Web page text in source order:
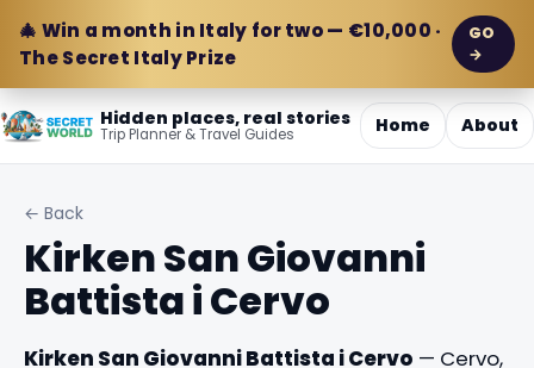
🎄 Win a month in Italy for two — €10,000 ·
The Secret Italy Prize
GO
→
Hidden places, real stories
Trip Planner & Travel Guides Home About
← Back
Kirken San Giovanni
Battista i Cervo
Kirken San Giovanni Battista i Cervo — Cervo,